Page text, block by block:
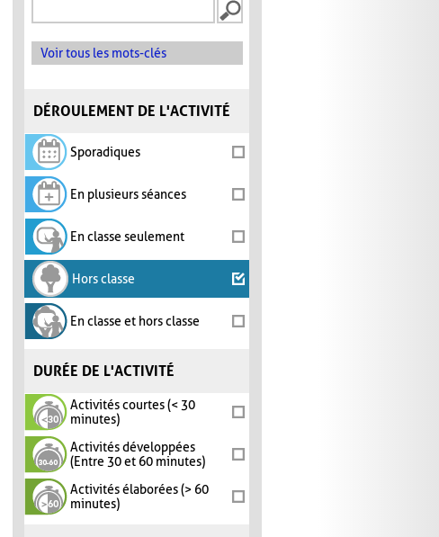
Voir tous les mots-clés
DÉROULEMENT DE L'ACTIVITÉ
Sporadiques
En plusieurs séances
En classe seulement
Hors classe
En classe et hors classe
DURÉE DE L'ACTIVITÉ
Activités courtes (< 30
minutes)
Activités développées
(Entre 30 et 60 minutes)
Activités élaborées (> 60
minutes)